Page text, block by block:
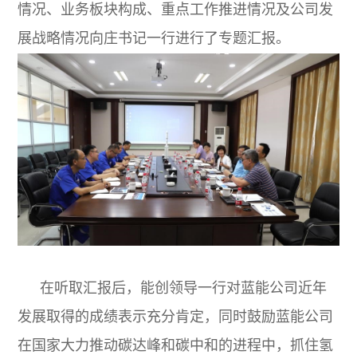
情况、业务板块构成、重点工作推进情况及公司发
展战略情况向庄书记一行进行了专题汇报。
在听取汇报后，能创领导一行对蓝能公司近年
发展取得的成绩表示充分肯定，同时鼓励蓝能公司
在国家大力推动碳达峰和碳中和的进程中，抓住氢